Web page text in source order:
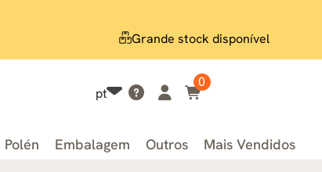
Grande stock disponível
pt
0
Polén Embalagem Outros Mais Vendidos